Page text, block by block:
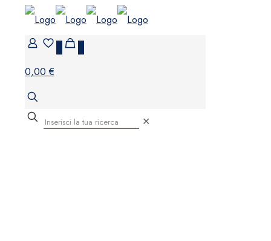
0,00 €
✕